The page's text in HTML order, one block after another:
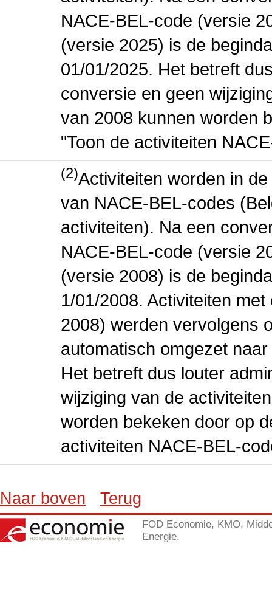
NACE-BEL-code (versie
(versie 2025) is de
01/01/2025. Het betreft
conversie en geen
van 2008 kunnen worden
"Toon de activiteiten
(2)Activiteiten worden in
van NACE-BEL-codes
activiteiten). Na een
NACE-BEL-code (versie
(versie 2008) is de
1/01/2008. Activiteiten
2008) werden vervolgens
automatisch omgezet
Het betreft dus louter
wijziging van de
worden bekeken door op
activiteiten NACE-BEL-
Naar boven Terug
FOD Economie, KMO,
Energie.